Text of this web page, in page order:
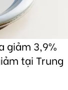
giảm 3,9%
tại Trung